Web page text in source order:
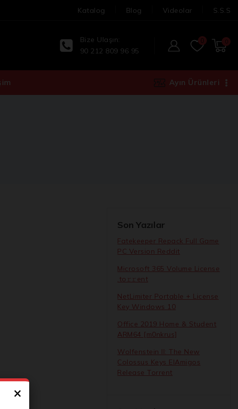
Katalog Blog Videolar S.S.S
Bize Ulaşın:
90 212 809 96 95
0 0
Ayın Ürünleri
Son Yazılar
Fatekeeper Repack Full Game
PC Version Reddit
Microsoft 365 Volume License
.tо𝚛𝚛еnt
NetLimiter Portable + License
Key Windows 10
Office 2019 Home & Student
ARM64 [m0nkrus]
Wolfenstein II: The New
Colossus Keys ElAmigos
Release Torrent
×